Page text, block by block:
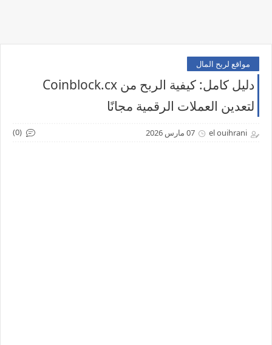
مواقع لربح المال
دليل كامل: كيفية الربح من Coinblock.cx
لتعدين العملات الرقمية مجانًا
el ouihrani 07 مارس 2026 (0)